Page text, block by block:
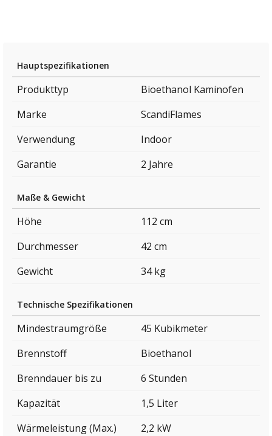
Hauptspezifikationen
Produkttyp
Bioethanol Kaminofen
Marke
ScandiFlames
Verwendung
Indoor
Garantie
2 Jahre
Maße & Gewicht
Höhe
112 cm
Durchmesser
42 cm
Gewicht
34 kg
Technische Spezifikationen
Mindestraumgröße
45 Kubikmeter
Brennstoff
Bioethanol
Brenndauer bis zu
6 Stunden
Kapazität
1,5 Liter
Wärmeleistung (Max.)
2,2 kW